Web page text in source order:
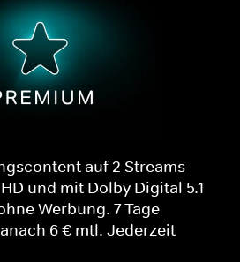
auf 2 Streams
und mit Dolby Digital 5.1
Werbung. 7 Tage
6 € mtl. Jederzeit